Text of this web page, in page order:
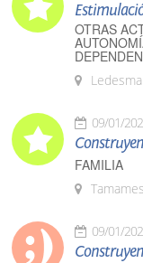
OTRAS
Ledesma
09/01/
FAMILIA
Tamames
09/01/